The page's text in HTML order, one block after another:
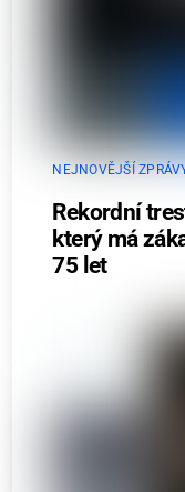
NEJNOVĚJŠÍ
Rekordní
který má
75 let